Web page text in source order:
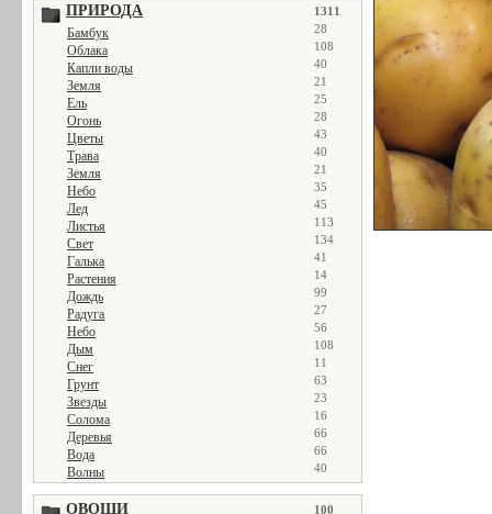
ПРИРОДА 1311
Бамбук 28
Облака 108
Капли воды 40
Земля 21
Ель 25
Огонь 28
Цветы 43
Трава 40
Земля 21
Небо 35
Лед 45
Листья 113
Свет 134
Галька 41
Растения 14
Дождь 99
Радуга 27
Небо 56
Дым 108
Снег 11
Грунт 63
Звезды 23
Солома 16
Деревья 66
Вода 66
Волны 40
ОВОЩИ 100